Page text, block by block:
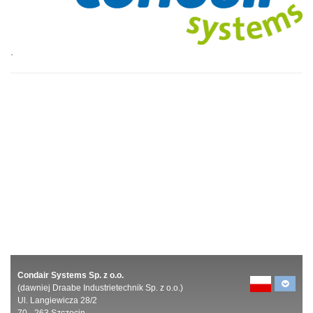
Condair Systems Sp. z o.o.
(dawniej Draabe Industrietechnik Sp. z o.o.)
Ul. Langiewicza 28/2